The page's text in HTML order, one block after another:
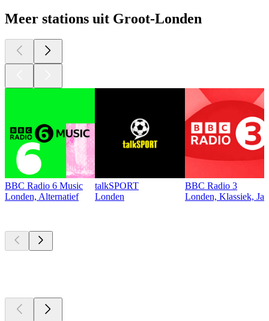
Meer stations uit Groot-Londen
BBC Radio 6 Music
Londen, Alternatief
talkSPORT
Londen
BBC Radio 3
Londen, Klassiek,